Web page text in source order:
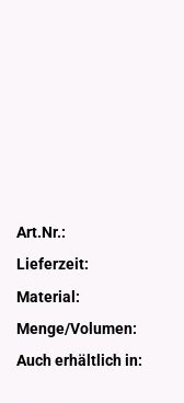
Art.Nr.:
Lieferzeit:
Material:
Menge/Volumen:
Auch erhältlich in: